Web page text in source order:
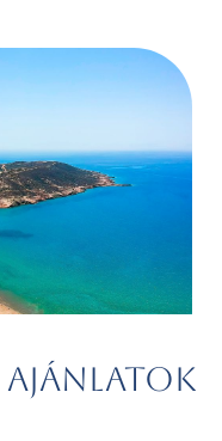
ajánlatok